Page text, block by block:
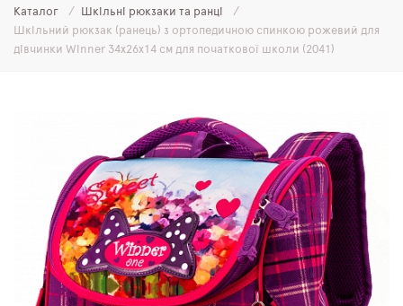
МОЛОДІЖНІ РЮКЗАКИ
ПЛЯШКИ ДЛЯ ВОДИ
DELUNE
SCHOOL STANDARD
SKYNAME
Каталог
Шкільні рюкзаки та ранці
Шкільний рюкзак (ранець) з ортопедичною спинкою рожевий для
дівчинки Winner 34х26х14 см для початкової школи (2041)